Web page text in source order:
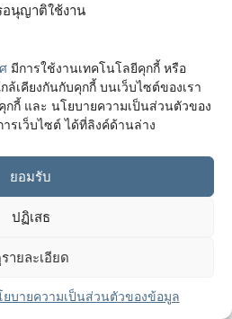
อนุญาติใช้งาน
มีการใช้งานเทคโนโลยีคุกกี้ หรือ
เคียงกันกับคุกกี้ บนเว็บไซต์ของเรา
กี้ และ นโยบายความเป็นส่วนตัวของ
รเว็บไซต์ ได้ที่ลิงค์ด้านล่าง
ยอมรับ
ปฏิเสธ
ายละเอียด
บายความเป็นส่วนตัวของข้อมูล